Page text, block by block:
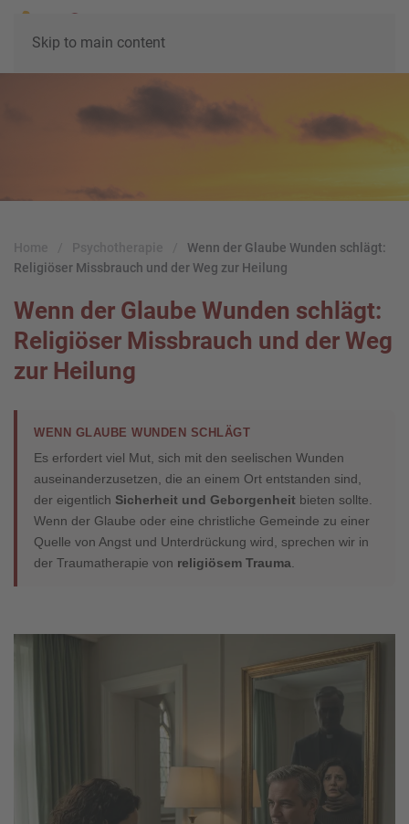
Skip to main content
Wenn der Glaube Wunden schlägt:
Religiöser Missbrauch und der Weg zur Heilung
Wenn der Glaube Wunden schlägt:
Religiöser Missbrauch und der Weg
zur Heilung
WENN GLAUBE WUNDEN SCHLÄGT
Es erfordert viel Mut, sich mit den seelischen Wunden
auseinanderzusetzen, die an einem Ort entstanden sind,
der eigentlich Sicherheit und Geborgenheit bieten sollte.
Wenn der Glaube oder eine christliche Gemeinde zu einer
Quelle von Angst und Unterdrückung wird, sprechen wir in
der Traumatherapie von religiösem Trauma